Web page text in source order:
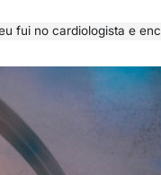
fui no cardiologista e